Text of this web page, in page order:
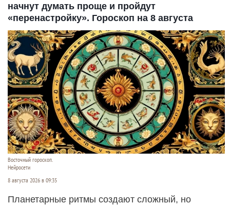
начнут думать проще и пройдут
«перенастройку». Гороскоп на 8 августа
Восточный гороскоп.
Нейросети
8 августа 2026 в 09:35
Планетарные ритмы создают сложный, но